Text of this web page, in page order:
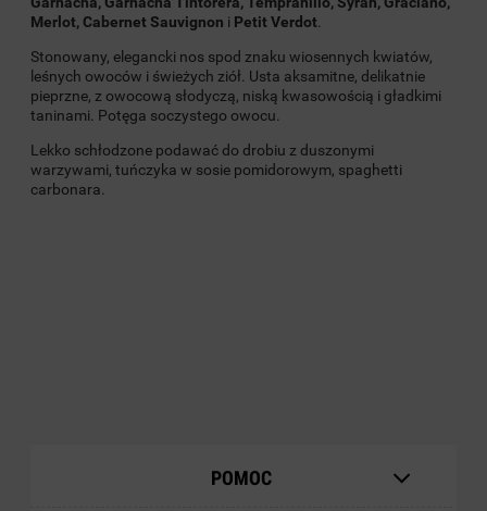
Merlot, Cabernet Sauvignon i Petit Verdot.
Stonowany, elegancki nos spod znaku wiosennych kwiatów,
leśnych owoców i świeżych ziół. Usta aksamitne, delikatnie
pieprzne, z owocową słodyczą, niską kwasowością i gładkimi
taninami. Potęga soczystego owocu.
Lekko schłodzone podawać do drobiu z duszonymi
warzywami, tuńczyka w sosie pomidorowym, spaghetti
carbonara.
POMOC